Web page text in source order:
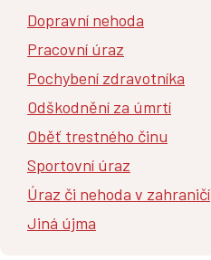
Dopravní nehoda
Pracovní úraz
Pochybení zdravotníka
Odškodnění za úmrtí
Oběť trestného činu
Sportovní úraz
Úraz či nehoda v zahraničí
Jiná újma